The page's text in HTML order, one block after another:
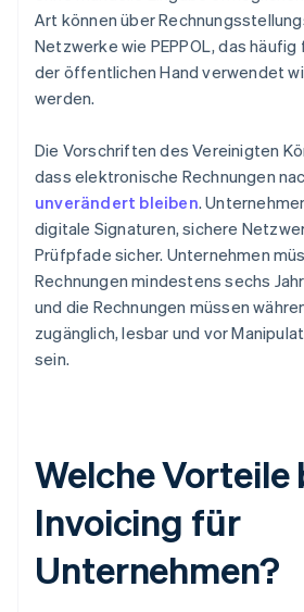
Art können über
Netzwerke wie PEPPOL, das
der öffentlichen Hand verwendet
werden.
Die Vorschriften des Vereinigten
dass elektronische Rechnungen
unverändert bleiben.
digitale Signaturen, sichere
Prüfpfade sicher. Unternehmen
Rechnungen mindestens sechs
und die Rechnungen müssen
zugänglich, lesbar und vor
sein.
Welche Vorteile
Invoicing für
Unternehmen?